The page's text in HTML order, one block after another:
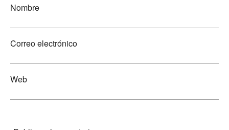
Nombre
Correo electrónico
Web